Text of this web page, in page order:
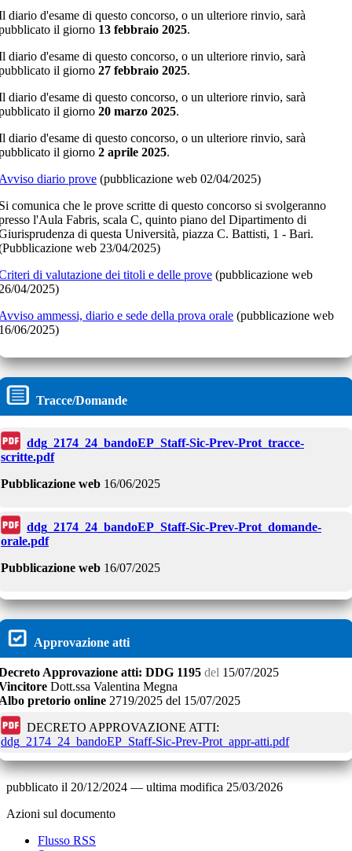
diario d'esame di questo concorso, o un ulteriore rinvio, sarà
il giorno 13 febbraio 2025.
diario d'esame di questo concorso, o un ulteriore rinvio, sarà
il giorno 27 febbraio 2025.
diario d'esame di questo concorso, o un ulteriore rinvio, sarà
il giorno 20 marzo 2025.
diario d'esame di questo concorso, o un ulteriore rinvio, sarà
il giorno 2 aprile 2025.
diario prove (pubblicazione web 02/04/2025)
comunica che le prove scritte di questo concorso si svolgeranno
l'Aula Fabris, scala C, quinto piano del Dipartimento di
di questa Università, piazza C. Battisti, 1 - Bari.
web 23/04/2025)
di valutazione dei titoli e delle prove (pubblicazione web
04/2025)
ammessi, diario e sede della prova orale (pubblicazione web
06/2025)
Tracce/Domande
ddg_2174_24_bandoEP_Staff-Sic-Prev-Prot_tracce-
scritte.pdf
Pubblicazione web 16/06/2025
ddg_2174_24_bandoEP_Staff-Sic-Prev-Prot_domande-
orale.pdf
Pubblicazione web 16/07/2025
Approvazione atti
Approvazione atti: DDG 1195 del 15/07/2025
Dott.ssa Valentina Megna
pretorio online 2719/2025 del 15/07/2025
DECRETO APPROVAZIONE ATTI:
ddg_2174_24_bandoEP_Staff-Sic-Prev-Prot_appr-atti.pdf
pubblicato il 20/12/2024 — ultima modifica 25/03/2026
Azioni sul documento
Flusso RSS